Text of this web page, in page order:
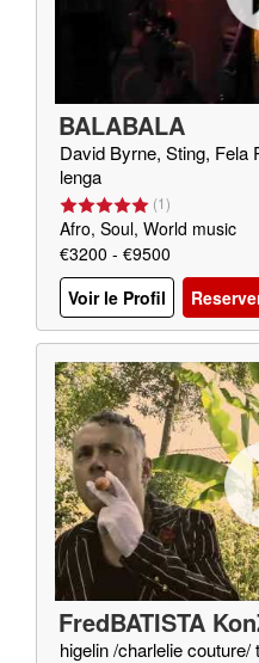
BALABALA
David Byrne, Sting, Fela
lenga
(1)
Afro, Soul, World music
€3200 - €9500
Voir le Profil
FredBATISTA
higelin /charlelie couture/